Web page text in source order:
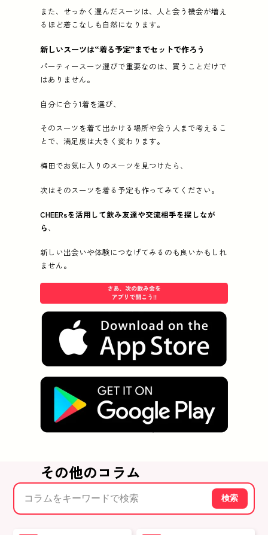
また、せっかく選んだスーツは、人と会う機会が増え
るほど着こなしも自然になります。
新しいスーツは“着る予定”までセットで作ろう
パーティースーツ選びで重要なのは、買うことだけで
はありません。
自分に合う1着を選び、
そのスーツを着て出かける場所や会う人まで考えるこ
とで、満足度は大きく変わります。
梅田でお気に入りのスーツを見つけたら、
次はそのスーツを着る予定も作ってみてください。
CHEERsを活用して飲み友達や交流相手を探しなが
ら、
新しい出会いや体験につなげてみるのも良いかもしれ
ません。
その他のコラム
検索